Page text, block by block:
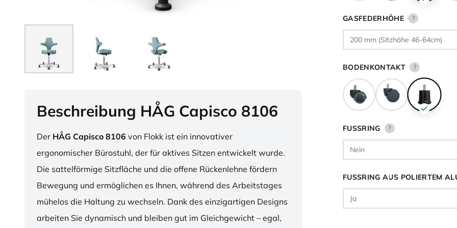
Beschreibung HÅG Capisco 8106
Der HÅG Capisco 8106 von Flokk ist ein innovativer
ergonomischer Bürostuhl, der für aktives Sitzen entwickelt wurde.
Die sattelförmige Sitzfläche und die offene Rückenlehne fördern
Bewegung und ermöglichen es Ihnen, während des Arbeitstages
mühelos die Haltung zu wechseln. Dank des einzigartigen Designs
arbeiten Sie dynamisch und bleiben gut im Gleichgewicht – egal,
GASFEDERHÖHE ?
BODENKONTAKT ?
FUSSRING ?
FUSSRING AUS POLIERTEM